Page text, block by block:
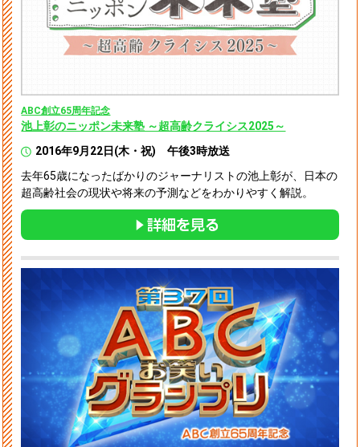
ABC創立65周年記念
池上彰のニッポン未来塾 ～超高齢クライシス2025～
2016年9月22日(木・祝) 午後3時放送
去年65歳になったばかりのジャーナリストの池上彰が、日本の
超高齢社会の現状や将来の予測などをわかりやすく解説。